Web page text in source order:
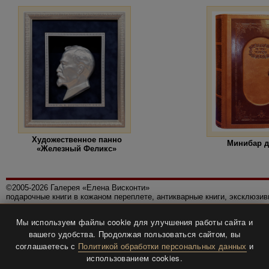
Художественное панно
«Железный Феликс»
Минибар
©2005-2026 Галерея «Елена Висконти»
подарочные книги в кожаном переплете, антикварные книги,
Политика конфиденциальности
Все права защищены.
Разработка и дизайнBTV-info.
Мы используем файлы cookie для улучшения работы сайта и
вашего удобства. Продолжая пользоваться сайтом, вы
соглашаетесь с Политикой обработки персональных данных и
использованием cookies.